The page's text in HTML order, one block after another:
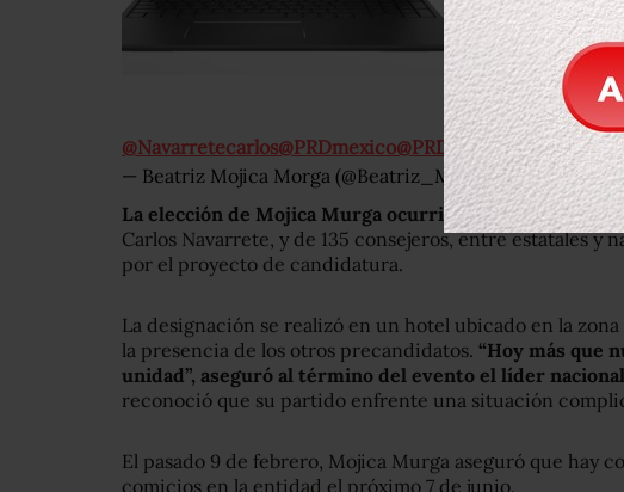
@Navarretecarlos@PRDmexico@PRDGuerrero
— Beatriz Mojica Morga (@Beatriz_Mojica)febrero 15,
La elección de Mojica Murga ocurrió ante la presencia
Carlos Navarrete, y de 135 consejeros, entre estatales y
por el proyecto de candidatura.
La designación se realizó en un hotel ubicado en la
la presencia de los otros precandidatos. “Hoy más que
unidad”, aseguró al término del evento el líder
reconoció que su partido enfrente una situación
El pasado 9 de febrero, Mojica Murga aseguró que hay
comicios en la entidad el próximo 7 de junio.